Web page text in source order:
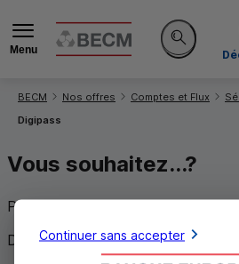
Menu
Vous êtes ici:
BECM Nos offres Comptes et Flux
Digipass
Vous souhaitez...?
Prendre rendez-vous
Demander des informations
Continuer sans accepter